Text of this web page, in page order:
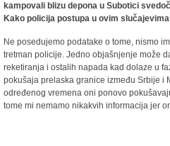
kampovali blizu depona u Subotici
Kako policija postupa u ovim
Ne posedujemo podatake o tome, nismo
tretman policije. Jedno objašnjenje može
reketiranja i ostalih napada kad dolaze u
pokušaja prelaska granice između Srbije i
određenog vremena oni ponovo
tome mi nemamo nikakvih informacija jer